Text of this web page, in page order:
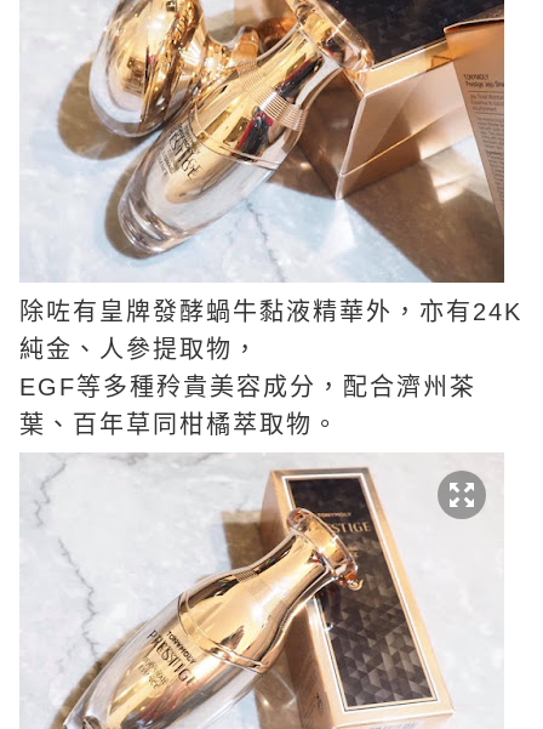
除咗有皇牌發酵蝸牛黏液精華外，亦有24K
純金、人參提取物，
EGF等多種矝貴美容成分，配合濟州茶
葉、百年草同柑橘萃取物。